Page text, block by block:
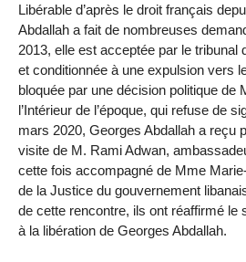
Libérable d’après le droit français
Abdallah a fait de nombreuses
2013, elle est acceptée par le tribunal
et conditionnée à une expulsion vers
bloquée par une décision politique de
l’Intérieur de l’époque, qui refuse de
mars 2020, Georges Abdallah a reçu
visite de M. Rami Adwan,
cette fois accompagné de Mme
de la Justice du gouvernement
de cette rencontre, ils ont réaffirmé le
à la libération de Georges Abdallah.